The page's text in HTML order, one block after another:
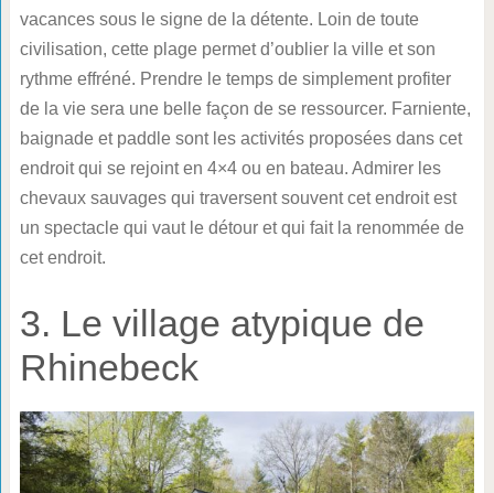
vacances sous le signe de la détente. Loin de toute
civilisation, cette plage permet d’oublier la ville et son
rythme effréné. Prendre le temps de simplement profiter
de la vie sera une belle façon de se ressourcer. Farniente,
baignade et paddle sont les activités proposées dans cet
endroit qui se rejoint en 4×4 ou en bateau. Admirer les
chevaux sauvages qui traversent souvent cet endroit est
un spectacle qui vaut le détour et qui fait la renommée de
cet endroit.
3. Le village atypique de
Rhinebeck